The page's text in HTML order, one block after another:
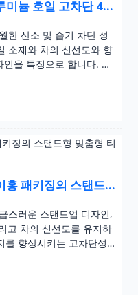
미늄 호일 고차단 4면
한 산소 및 습기 차단 성
소재와 차의 신선도와 향
을 특징으로 합니다. 잎
키면서 요구 사항을 충
홍 패키징의 스탠드
스러운 스탠드업 디자인,
고 차의 신선도를 유지하
를 향상시키는 고차단성
재밀봉 가능한 지퍼와
습니다.